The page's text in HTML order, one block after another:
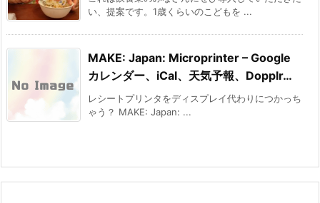
い、提案です。1歳くらいのこどもを ...
MAKE: Japan: Microprinter – Google
カレンダー、iCal、天気予報、Dopplr…
レシートプリンタをディスプレイ代わりにつかっち
ゃう？ MAKE: Japan: ...